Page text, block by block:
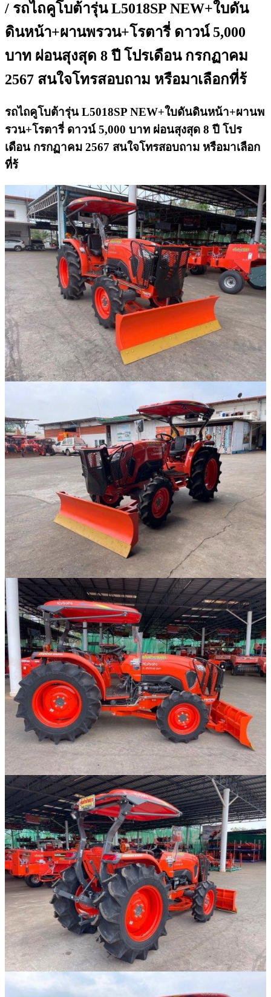
/ รถไถคูโบต้ารุ่น L5018SP NEW+ใบดัน
ดินหน้า+ผานพรวน+โรตารี่ ดาวน์ 5,000
บาท ผ่อนสุงสุด 8 ปี โปรเดือน กรกฏาคม
2567 สนใจโทรสอบถาม หรือมาเลือกที่ร้
รถไถคูโบต้ารุ่น L5018SP NEW+ใบดันดินหน้า+ผานพ
รวน+โรตารี่ ดาวน์ 5,000 บาท ผ่อนสุงสุด 8 ปี โปร
เดือน กรกฏาคม 2567 สนใจโทรสอบถาม หรือมาเลือก
ที่ร้